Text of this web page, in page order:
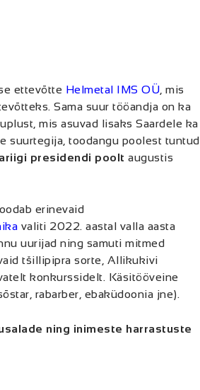
ettevõtte Helmetal IMS OÜ , mis
Sama suur tööandja on ka
mis asuvad lisaks Saardele ka
suurtegija, toodangu poolest tuntud
presidendi poolt augustis
erinevaid
valiti 2022. aastal valla aasta
uurijad ning samuti mitmed
tšillipipra sorte, Allikukivi
konkurssidelt. Käsitööveine
rabarber, ebaküdoonia jne).
ning inimeste harrastuste